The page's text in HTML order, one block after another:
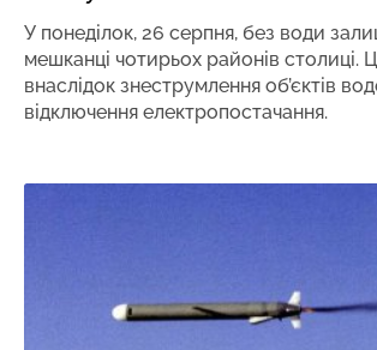
У понеділок, 26 серпня, без води
мешканці чотирьох районів столиці.
внаслідок знеструмлення об’єктів
відключення електропостачання.